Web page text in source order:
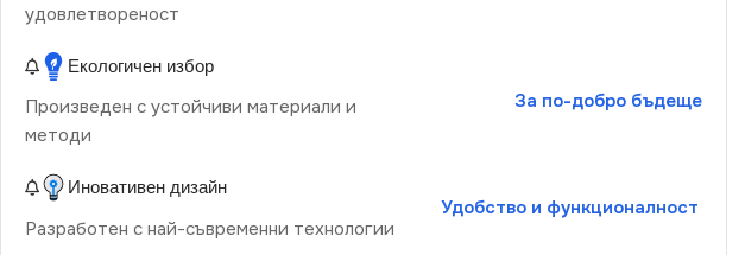
удовлетвореност
Екологичен избор
Произведен с устойчиви материали и
методи
За по-добро бъдеще
Иновативен дизайн
Разработен с най-съвременни технологии
Удобство и функционалност